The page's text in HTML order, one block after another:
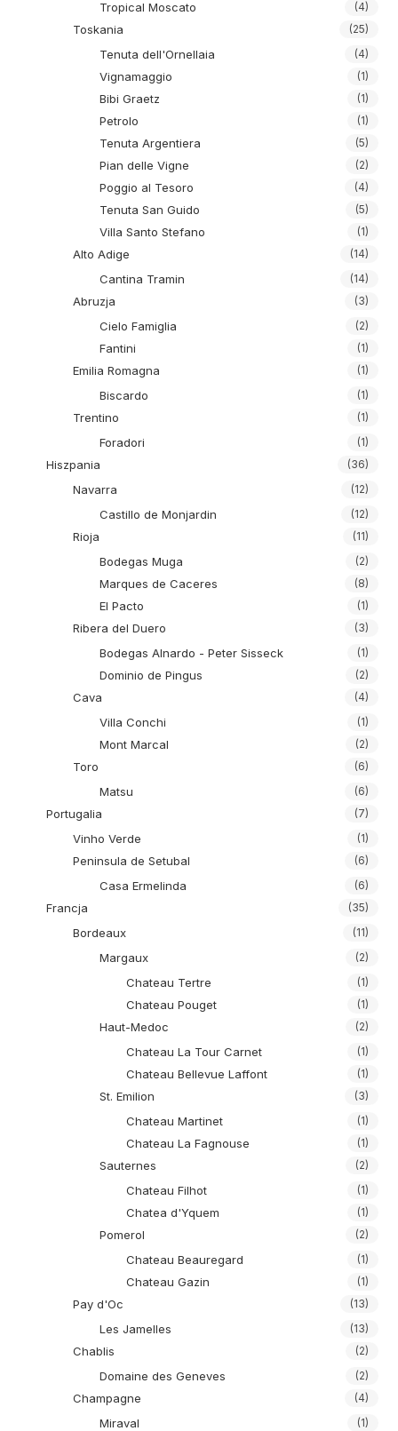
Tropical Moscato (4)
Toskania (25)
Tenuta dell'Ornellaia (4)
Vignamaggio (1)
Bibi Graetz (1)
Petrolo (1)
Tenuta Argentiera (5)
Pian delle Vigne (2)
Poggio al Tesoro (4)
Tenuta San Guido (5)
Villa Santo Stefano (1)
Alto Adige (14)
Cantina Tramin (14)
Abruzja (3)
Cielo Famiglia (2)
Fantini (1)
Emilia Romagna (1)
Biscardo (1)
Trentino (1)
Foradori (1)
Hiszpania (36)
Navarra (12)
Castillo de Monjardin (12)
Rioja (11)
Bodegas Muga (2)
Marques de Caceres (8)
El Pacto (1)
Ribera del Duero (3)
Bodegas Alnardo - Peter Sisseck (1)
Dominio de Pingus (2)
Cava (4)
Villa Conchi (1)
Mont Marcal (2)
Toro (6)
Matsu (6)
Portugalia (7)
Vinho Verde (1)
Peninsula de Setubal (6)
Casa Ermelinda (6)
Francja (35)
Bordeaux (11)
Margaux (2)
Chateau Tertre (1)
Chateau Pouget (1)
Haut-Medoc (2)
Chateau La Tour Carnet (1)
Chateau Bellevue Laffont (1)
St. Emilion (3)
Chateau Martinet (1)
Chateau La Fagnouse (1)
Sauternes (2)
Chateau Filhot (1)
Chatea d'Yquem (1)
Pomerol (2)
Chateau Beauregard (1)
Chateau Gazin (1)
Pay d'Oc (13)
Les Jamelles (13)
Chablis (2)
Domaine des Geneves (2)
Champagne (4)
Miraval (1)